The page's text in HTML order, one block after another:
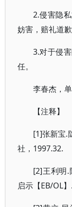
2.侵害隐
妨害，赔礼道
3.对于侵
任。
李春杰，
【注释】
[1]张新宝.
社，1997.32.
[2]王利明.
启示【EB/OL